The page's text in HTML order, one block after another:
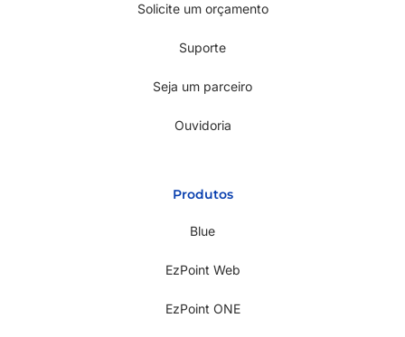
Solicite um orçamento
Suporte
Seja um parceiro
Ouvidoria
Produtos
Blue
EzPoint Web
EzPoint ONE